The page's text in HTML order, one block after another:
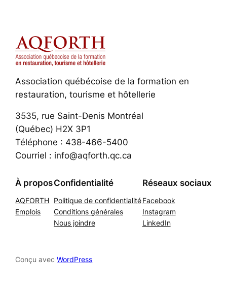
Association québécoise de la formation en
restauration, tourisme et hôtellerie
3535, rue Saint-Denis Montréal
(Québec) H2X 3P1
Téléphone : 438-466-5400
Courriel : info@aqforth.qc.ca
À propos
AQFORTH
Emplois
Confidentialité
Politique de confidentialité
Conditions générales
Nous joindre
Réseaux sociaux
Facebook
Instagram
LinkedIn
Conçu avecWordPress